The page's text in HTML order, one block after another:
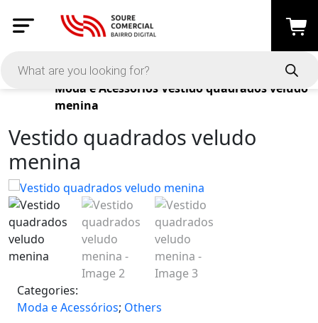
Products
Moda e Acessórios Vestido quadrados veludo
menina
Vestido quadrados veludo
menina
Categories:
Moda e Acessórios; Others